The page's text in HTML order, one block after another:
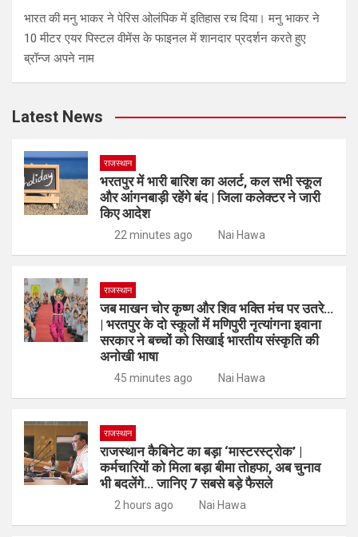
भारत की मनु भाकर ने पेरिस ओलंपिक में इतिहास रच दिया। मनु भाकर ने
10 मीटर एयर पिस्टल वीमेंस के फाइनल में शानदार प्रदर्शन करते हुए
ब्रॉन्ज अपने नाम
Latest News
राजस्थान
भरतपुर में भारी बारिश का अलर्ट, कल सभी स्कूल
और आंगनबाड़ी रहेंगे बंद | जिला कलेक्टर ने जारी
किए आदेश
22 minutes ago Nai Hawa
राजस्थान
जब माखन चोर कृष्ण और शिव भक्ति मंच पर उतरे…
| भरतपुर के दो स्कूलों में मणिपुरी नृत्यांगना इवाना
सरकार ने बच्चों को सिखाई भारतीय संस्कृति की
अनोखी भाषा
45 minutes ago Nai Hawa
राजस्थान
राजस्थान कैबिनेट का बड़ा ‘मास्टरस्ट्रोक’ |
कर्मचारियों को मिला बड़ा बीमा तोहफा, अब चुनाव
भी बदलेंगे… जानिए 7 सबसे बड़े फैसले
2 hours ago Nai Hawa